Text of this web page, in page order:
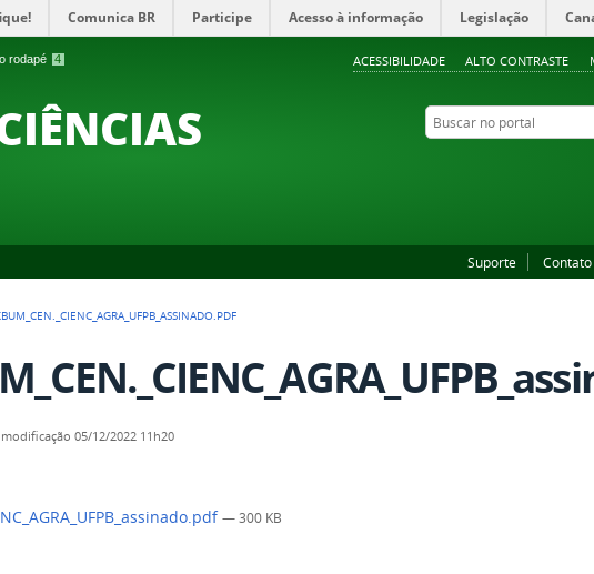
rodapé 4 ACESSIBILIDADE ALTO CONTRASTE
Comunica BR Participe Acesso à informação Legislação
Buscar no portal
Suporte Contato
05/12/2022 11h20
— 300 KB